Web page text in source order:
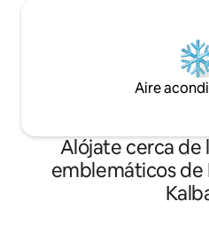
Aire
Alójate cerca de
emblemáticos de